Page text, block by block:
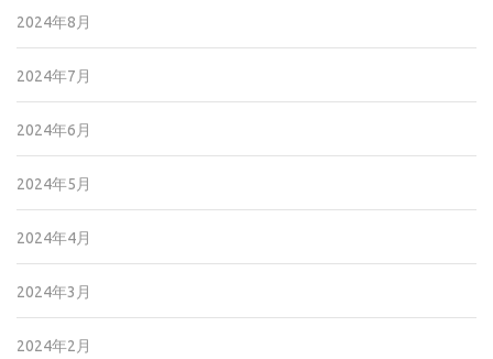
2024年8月
2024年7月
2024年6月
2024年5月
2024年4月
2024年3月
2024年2月